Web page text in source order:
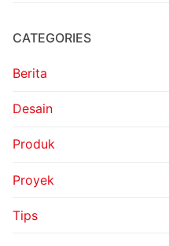
CATEGORIES
Berita
Desain
Produk
Proyek
Tips